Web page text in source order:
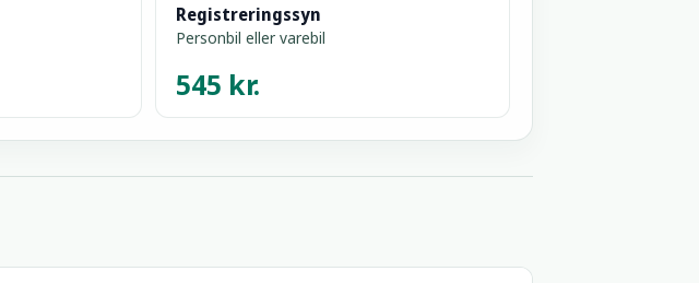
Registreringssyn
Personbil eller varebil
545 kr.